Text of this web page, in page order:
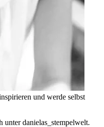
und werde selbst
danielas_stempelwelt.